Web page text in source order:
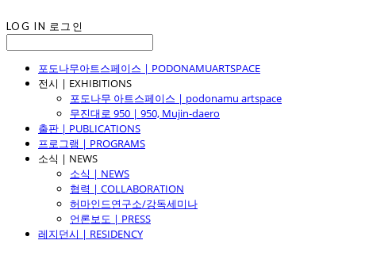
LOG IN 로그인
포도나무아트스페이스 | PODONAMUARTSPACE
전시 | EXHIBITIONS
포도나무 아트스페이스 | podonamu artspace
무진대로 950 | 950, Mujin-daero
출판 | PUBLICATIONS
프로그램 | PROGRAMS
소식 | NEWS
소식 | NEWS
협력 | COLLABORATION
허마인드연구소/강독세미나
언론보도 | PRESS
레지던시 | RESIDENCY